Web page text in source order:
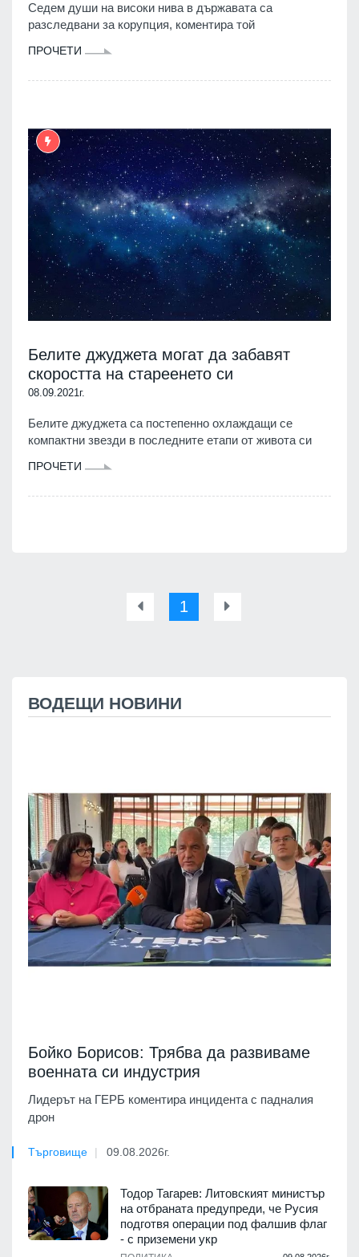
Седем души на високи нива в държавата са
разследвани за корупция, коментира той
ПРОЧЕТИ
Белите джуджета могат да забавят
скоростта на стареенето си
08.09.2021г.
Белите джуджета са постепенно охлаждащи се
компактни звезди в последните етапи от живота си
ПРОЧЕТИ
1
ВОДЕЩИ НОВИНИ
Бойко Борисов: Трябва да развиваме
военната си индустрия
Лидерът на ГЕРБ коментира инцидента с падналия
дрон
Търговище 09.08.2026г.
Тодор Тагарев: Литовският министър
на отбраната предупреди, че Русия
подготвя операции под фалшив флаг
- с приземени укр